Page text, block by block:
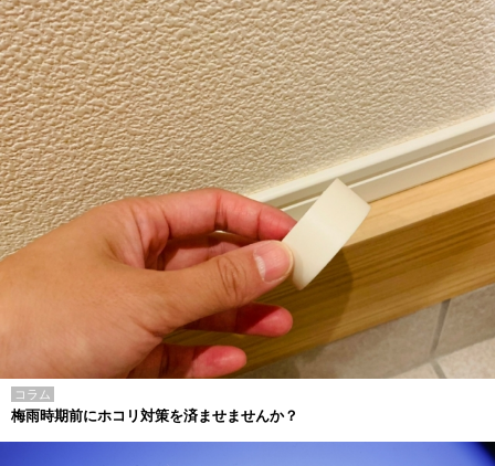
コラム
梅雨時期前にホコリ対策を済ませませんか？